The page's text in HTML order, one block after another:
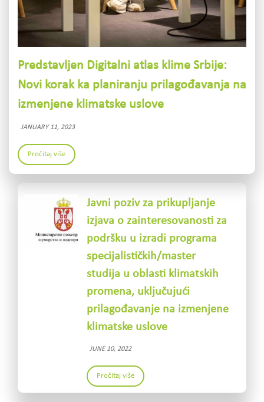
Predstavljen Digitalni atlas klime Srbije:
Novi korak ka planiranju prilagođavanja na
izmenjene klimatske uslove
JANUARY 11, 2023
Pročitaj više
Javni poziv za prikupljanje
izjava o zainteresovanosti za
podršku u izradi programa
specijalističkih/master
studija u oblasti klimatskih
promena, uključujući
prilagođavanje na izmenjene
klimatske uslove
JUNE 10, 2022
Pročitaj više